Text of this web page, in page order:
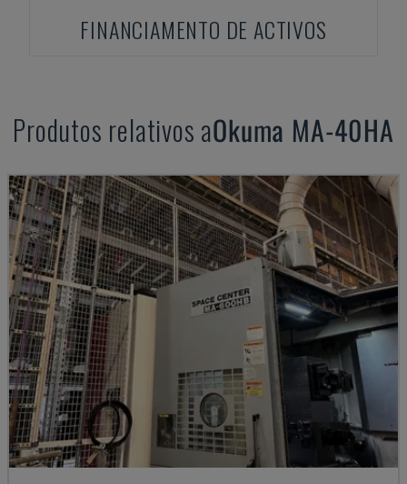
FINANCIAMENTO DE ACTIVOS
Produtos relativos aOkuma MA-40HA